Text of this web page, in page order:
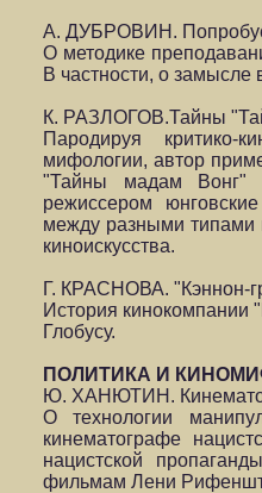
А. ДУБРОВИН.
О методике
В частности, о замысле
К. РАЗЛОГОВ.Тайны
Пародируя критико-
мифологии, автор
"Тайны мадам Вонг"
режиссером
между разными типами
киноискусства.
Г. КРАСНОВА. "Кэннон-
История
Глобусу.
ПОЛИТИКА И
Ю. ХАНЮТИН.
О технологии
кинематографе
нацистской
фильмам Лени